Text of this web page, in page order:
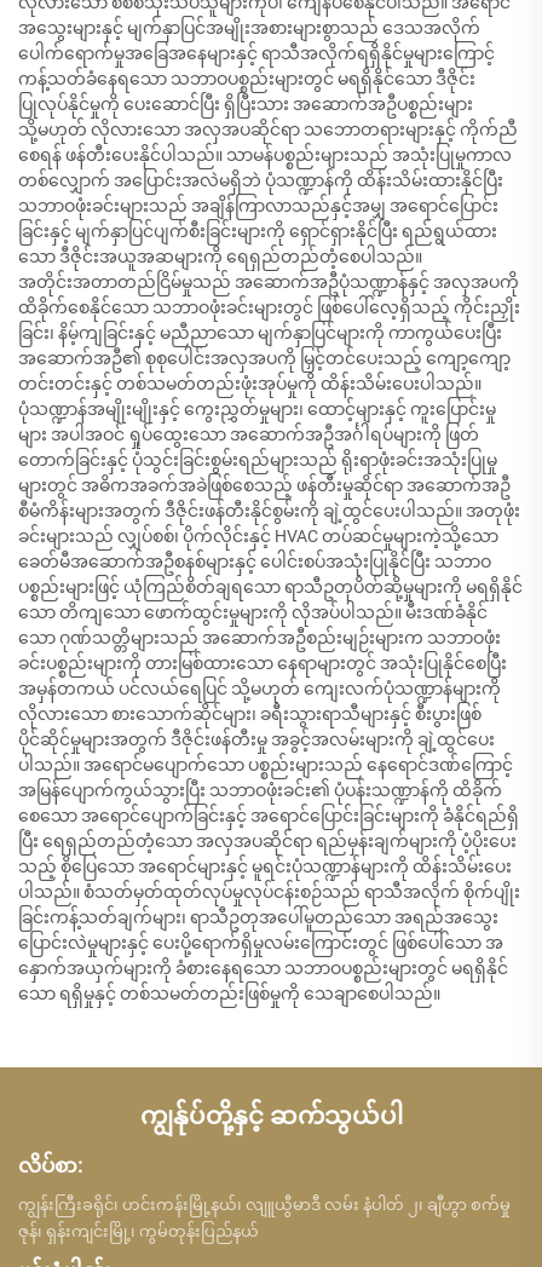
အသွေးများနှင့် မျက်နှာပြင်အမျိုးအစားများစွာသည် ဒေသအလိုက်
ပေါက်ရောက်မှုအခြေအနေများနှင့် ရာသီအလိုက်ရရှိနိုင်မှုများကြောင့်
ကန့်သတ်ခံနေရသော သဘာဝပစ္စည်းများတွင် မရရှိနိုင်သော ဒီဇိုင်း
ပြုလုပ်နိုင်မှုကို ပေးဆောင်ပြီး ရှိပြီးသား အဆောက်အဦပစ္စည်းများ
သို့မဟုတ် လိုလားသော အလှအပဆိုင်ရာ သဘောတရားများနှင့် ကိုက်ညီ
စေရန် ဖန်တီးပေးနိုင်ပါသည်။ သာမန်ပစ္စည်းများသည် အသုံးပြုမှုကာလ
တစ်လျှောက် အပြောင်းအလဲမရှိဘဲ ပုံသဏ္ဍာန်ကို ထိန်းသိမ်းထားနိုင်ပြီး
သဘာဝဖုံးခင်းများသည် အချိန်ကြာလာသည်နှင့်အမျှ အရောင်ပြောင်း
ခြင်းနှင့် မျက်နှာပြင်ပျက်စီးခြင်းများကို ရှောင်ရှားနိုင်ပြီး ရည်ရွယ်ထား
သော ဒီဇိုင်းအယူအဆများကို ရေရှည်တည်တံ့စေပါသည်။
အတိုင်းအတာတည်ငြိမ်မှုသည် အဆောက်အဦပုံသဏ္ဍာန်နှင့် အလှအပကို
ထိခိုက်စေနိုင်သော သဘာဝဖုံးခင်းများတွင် ဖြစ်ပေါ်လေ့ရှိသည့် ကိုင်းညှိုး
ခြင်း၊ နိမ့်ကျခြင်းနှင့် မညီညာသော မျက်နှာပြင်များကို ကာကွယ်ပေးပြီး
အဆောက်အဦ၏ စုစုပေါင်းအလှအပကို မြှင့်တင်ပေးသည့် ကျော့ကျော့
တင်းတင်းနှင့် တစ်သမတ်တည်းဖုံးအုပ်မှုကို ထိန်းသိမ်းပေးပါသည်။
ပုံသဏ္ဍာန်အမျိုးမျိုးနှင့် ကွေးညွှတ်မှုများ၊ ထောင့်များနှင့် ကူးပြောင်းမှု
များ အပါအဝင် ရှုပ်ထွေးသော အဆောက်အဦအင်္ဂါရပ်များကို ဖြတ်
တောက်ခြင်းနှင့် ပုံသွင်းခြင်းစွမ်းရည်များသည် ရိုးရာဖုံးခင်းအသုံးပြုမှု
များတွင် အဓိကအခက်အခဲဖြစ်စေသည့် ဖန်တီးမှုဆိုင်ရာ အဆောက်အဦ
စီမံကိန်းများအတွက် ဒီဇိုင်းဖန်တီးနိုင်စွမ်းကို ချဲ့ထွင်ပေးပါသည်။ အတုဖုံး
ခင်းများသည် လျှပ်စစ်၊ ပိုက်လိုင်းနှင့် HVAC တပ်ဆင်မှုများကဲ့သို့သော
ခေတ်မီအဆောက်အဦစနစ်များနှင့် ပေါင်းစပ်အသုံးပြုနိုင်ပြီး သဘာဝ
ပစ္စည်းများဖြင့် ယုံကြည်စိတ်ချရသော ရာသီဥတုပိတ်ဆို့မှုများကို မရရှိနိုင်
သော တိကျသော ဖောက်ထွင်းမှုများကို လိုအပ်ပါသည်။ မီးဒဏ်ခံနိုင်
သော ဂုဏ်သတ္တိများသည် အဆောက်အဦစည်းမျဉ်းများက သဘာဝဖုံး
ခင်းပစ္စည်းများကို တားမြစ်ထားသော နေရာများတွင် အသုံးပြုနိုင်စေပြီး
အမှန်တကယ် ပင်လယ်ရေပြင် သို့မဟုတ် ကျေးလက်ပုံသဏ္ဍာန်များကို
လိုလားသော စားသောက်ဆိုင်များ၊ ခရီးသွားရာသီများနှင့် စီးပွားဖြစ်
ပိုင်ဆိုင်မှုများအတွက် ဒီဇိုင်းဖန်တီးမှု အခွင့်အလမ်းများကို ချဲ့ထွင်ပေး
ပါသည်။ အရောင်မပျောက်သော ပစ္စည်းများသည် နေရောင်ဒဏ်ကြောင့်
အမြန်ပျောက်ကွယ်သွားပြီး သဘာဝဖုံးခင်း၏ ပုံပန်းသဏ္ဍာန်ကို ထိခိုက်
စေသော အရောင်ပျောက်ခြင်းနှင့် အရောင်ပြောင်းခြင်းများကို ခံနိုင်ရည်ရှိ
ပြီး ရေရှည်တည်တံ့သော အလှအပဆိုင်ရာ ရည်မှန်းချက်များကို ပံ့ပိုးပေး
သည့် စိုပြေသော အရောင်များနှင့် မူရင်းပုံသဏ္ဍာန်များကို ထိန်းသိမ်းပေး
ပါသည်။ စံသတ်မှတ်ထုတ်လုပ်မှုလုပ်ငန်းစဉ်သည် ရာသီအလိုက် စိုက်ပျိုး
ခြင်းကန့်သတ်ချက်များ၊ ရာသီဥတုအပေါ်မူတည်သော အရည်အသွေး
ပြောင်းလဲမှုများနှင့် ပေးပို့ရောက်ရှိမှုလမ်းကြောင်းတွင် ဖြစ်ပေါ်သော အ
နှောက်အယှက်များကို ခံစားနေရသော သဘာဝပစ္စည်းများတွင် မရရှိနိုင်
သော ရရှိမှုနှင့် တစ်သမတ်တည်းဖြစ်မှုကို သေချာစေပါသည်။
ကျွန်ုပ်တို့နှင့် ဆက်သွယ်ပါ
လိပ်စာ:
ကျွန်းကြီးခရိုင်၊ ဟင်းကန်းမြို့နယ်၊ လျူယွီမာဒီ လမ်း နံပါတ် ၂၊ ချီဟွာ စက်မှု
ဇုန်၊ ရှန်းကျင်းမြို့၊ ကွမ်တုန်းပြည်နယ်